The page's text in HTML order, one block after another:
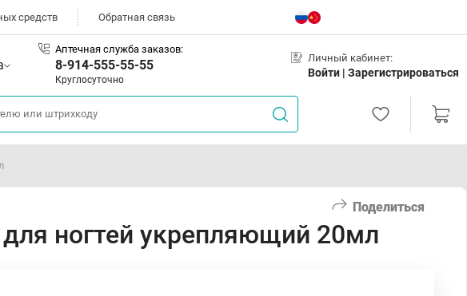
средств Обратная связь
Аптечная служба заказов:
8-914-555-55-55
Круглосуточно
Личный кабинет:
Войти | Зарегистрироваться
Поделиться
ногтей укрепляющий 20мл